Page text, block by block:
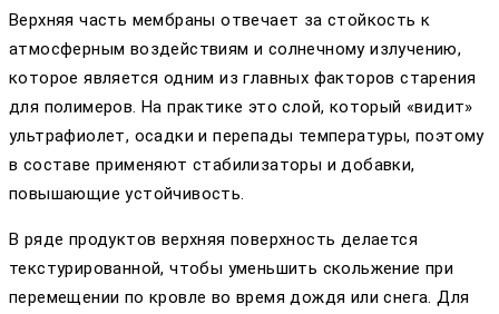
Верхняя часть мембраны отвечает за стойкость к
атмосферным воздействиям и солнечному излучению,
которое является одним из главных факторов старения
для полимеров. На практике это слой, который «видит»
ультрафиолет, осадки и перепады температуры, поэтому
в составе применяют стабилизаторы и добавки,
повышающие устойчивость.
В ряде продуктов верхняя поверхность делается
текстурированной, чтобы уменьшить скольжение при
перемещении по кровле во время дождя или снега. Для